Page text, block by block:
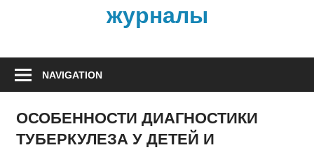
журналы
NAVIGATION
ОСОБЕННОСТИ ДИАГНОСТИКИ
ТУБЕРКУЛЕЗА У ДЕТЕЙ И